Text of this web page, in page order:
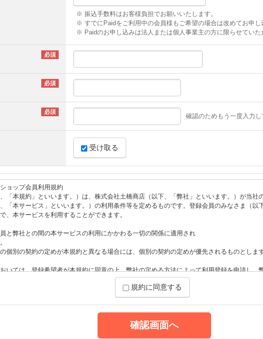
※ 振込手数料はお客様負担でお願いいたします。
※ すでにPaidをご利用中の会員様もご希望の場合は改めてお申し
※ Paidのお申し込みは法人または個人事業主の方に限らせていた
確認のためもう一度入力し
受け取る
ョップ会員利用規約
「本規約」といいます。）は、株式会社土橋商店（以下、「弊社」といいます。）が当社
「本サービス」といいます。）の利用条件等を定めるものです。登録会員のみなさま（以
、本サービスを利用することができます。
と弊社との間の本サービスの利用にかかわる一切の関係に適用され
別の契約の定めが本規約と異なる場合には、個別の契約の定めが優先されるものとします
ては、登録希望者が本規約に同意の上、弊社の定める方法によって利用登録を申請し、
よって、利用登録が完了するものとします。
者の利用登録の申請を相当でないと判断した場合、利用登録の申請を承認しないことが
その理由について一切の開示義務を負わないものとします。
利用登録の申請を承認した場合であっても、下記の事由がある場合には、利用登録を当
容に虚偽の事項があることが判明した場合
規約に同意する